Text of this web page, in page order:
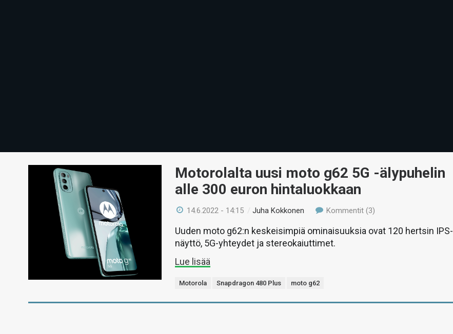
Motorolalta uusi moto g62 5G -älypuhelin
alle 300 euron hintaluokkaan
14.6.2022 - 14:15 /Juha Kokkonen Kommentit (3)
Uuden moto g62:n keskeisimpiä ominaisuuksia ovat 120 hertsin IPS-
näyttö, 5G-yhteydet ja stereokaiuttimet.
Lue lisää
Motorola Snapdragon 480 Plus moto g62